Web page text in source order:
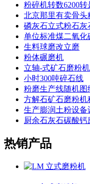
粉碎机转数6200
北京那里有卖骨头
磷灰石立式粉石灰
单位标准煤二氧化
生料球磨改立磨
粉体碾磨机
立轴-式矿石磨粉机
小时300吨碎石线
粉磨生产线随机图
方解石矿石磨粉机
生产膨润土粉设备
厨余石灰石碳酸
热销产品